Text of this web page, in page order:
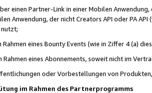
einen Partner-Link in einer Mobilen
Anwendung, der nicht Creators API oder PA
eines Bounty Events (wie in Ziffer 4 (a)
eines Abonnements, soweit nicht im
oder Vorbestellungen von
im Rahmen des Partnerprogramms